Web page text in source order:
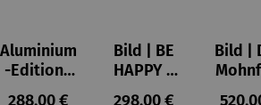
Aluminium
-Edition |
LOVE OF
Regulärer Preis:
288,00 €
Bild | BE
HAPPY –
Michael
Regulärer Preis:
298,00 €
Bild |
bei